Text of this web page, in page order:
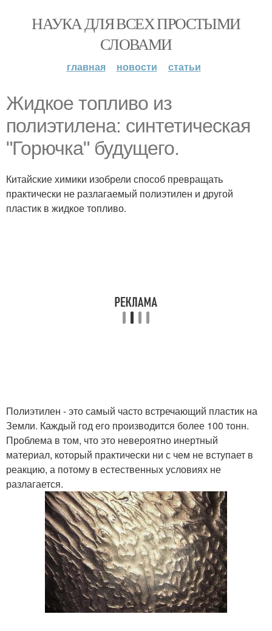
НАУКА ДЛЯ ВСЕХ ПРОСТЫМИ
СЛОВАМИ
главная новости статьи
Жидкое топливо из
полиэтилена: синтетическая
"Горючка" будущего.
Китайские химики изобрели способ превращать
практически не разлагаемый полиэтилен и другой
пластик в жидкое топливо.
Полиэтилен - это самый часто встречающий пластик на
Земли. Каждый год его производится более 100 тонн.
Проблема в том, что это невероятно инертный
материал, который практически ни с чем не вступает в
реакцию, а потому в естественных условиях не
разлагается.